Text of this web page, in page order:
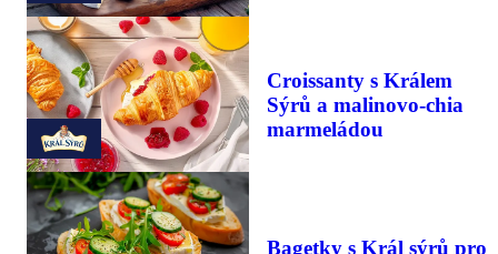
Croissanty s Králem
Sýrů a malinovo-chia
marmeládou
Bagetky s Král sýrů pro